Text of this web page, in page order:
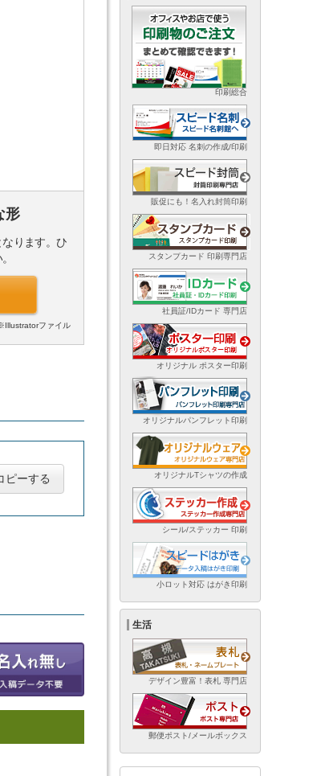
形
ります。ひ
ファイル
ピーする
印刷総合
即日対応 名刺の作成/印刷
販促にも！名入れ封筒印刷
スタンプカード 印刷専門店
社員証/IDカード 専門店
オリジナル ポスター印刷
オリジナルパンフレット印刷
オリジナルTシャツの作成
シール/ステッカー 印刷
小ロット対応 はがき印刷
生活
デザイン豊富！表札 専門店
郵便ポスト/メールボックス